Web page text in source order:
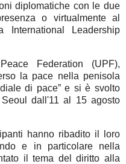
diplomatiche con le due
o virtualmente al
Leadership
Federation (UPF),
la pace nella penisola
di pace” e si è svolto
dall'11 al 15 agosto
hanno ribadito il loro
e in particolare nella
il tema del diritto alla